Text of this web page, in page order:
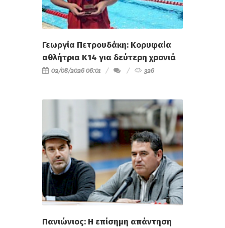
Γεωργία Πετρουδάκη: Κορυφαία
αθλήτρια Κ14 για δεύτερη χρονιά
02/08/2026 06:01 326
Πανιώνιος: Η επίσημη απάντηση